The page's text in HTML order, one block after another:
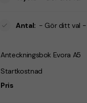
Antal: - Gör ditt val -
Anteckningsbok Evora A5
Startkostnad
Pris